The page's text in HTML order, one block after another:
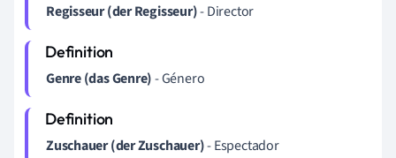
Regisseur (der Regisseur)- Director
Genre (das Genre)- Género
Zuschauer (der Zuschauer)- Espectador